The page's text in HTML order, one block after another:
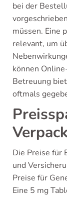
bei der
müssen. Eine
relevant, um
können
Betreuung
oftmals
Die Preise für
und
Preise für
Eine 5 mg